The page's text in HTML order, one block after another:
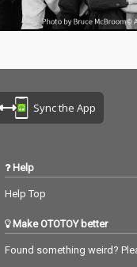
Sync the App
Help
Help Top
Make OTOTOY better
Found something weird?